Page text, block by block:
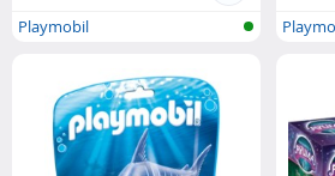
Playmobil